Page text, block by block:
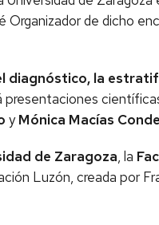
Organizador de dicho
diagnóstico, la
presentaciones
yMónica Macías Conde
de Zaragoza, la
Luzón, creada por